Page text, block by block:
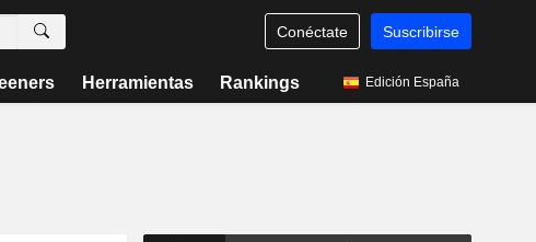
Conéctate Suscribirse
Herramientas Rankings Edición España